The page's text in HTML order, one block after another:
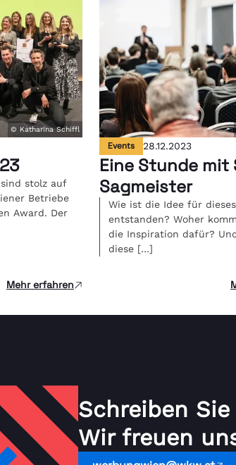
WG.
übernimmt - was ist
dann noch wert und wie
Bedeutung?
© Katharina Schiffl
sind stolz auf
Betriebe
Award. Der
Mehr erfahren
Events 28.12.2023
Eine Stunde mit
Sagmeister
Wie ist die Idee für
entstanden? Woher
die Inspiration dafür?
diese […]
Schreiben
Wir freuen